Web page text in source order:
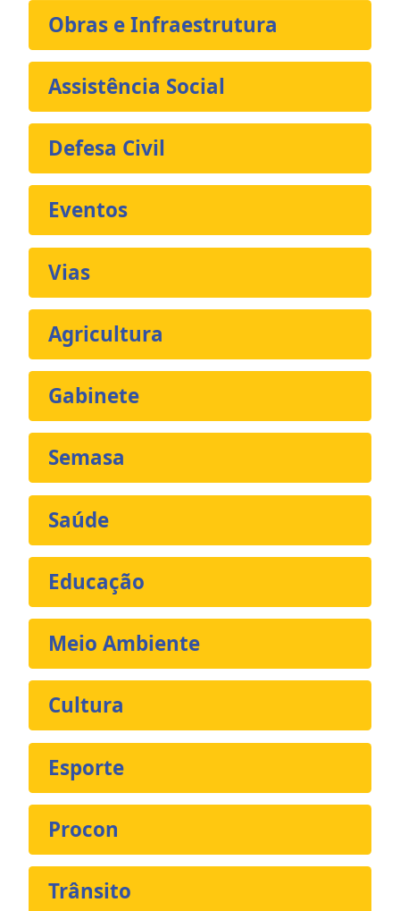
Obras e Infraestrutura
Assistência Social
Defesa Civil
Eventos
Vias
Agricultura
Gabinete
Semasa
Saúde
Educação
Meio Ambiente
Cultura
Esporte
Procon
Trânsito